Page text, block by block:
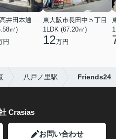
東大阪市高井田本通２丁目
㎡)
円
東大阪市長田中５丁目
1LDK (67.20㎡)
12万円
八戸ノ里駅 Friends24
Crasias
お問い合わせ